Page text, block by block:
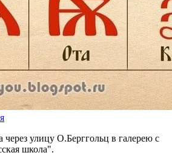
через улицу О.Берггольц в галерею с
школа".